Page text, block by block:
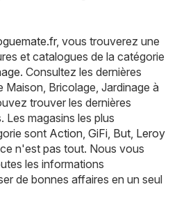
, vous trouverez une
et catalogues de la catégorie
. Consultez les dernières
Bricolage, Jardinage à
trouver les dernières
magasins les plus
sont Action, GiFi, But, Leroy
n'est pas tout. Nous vous
les informations
de bonnes affaires en un seul